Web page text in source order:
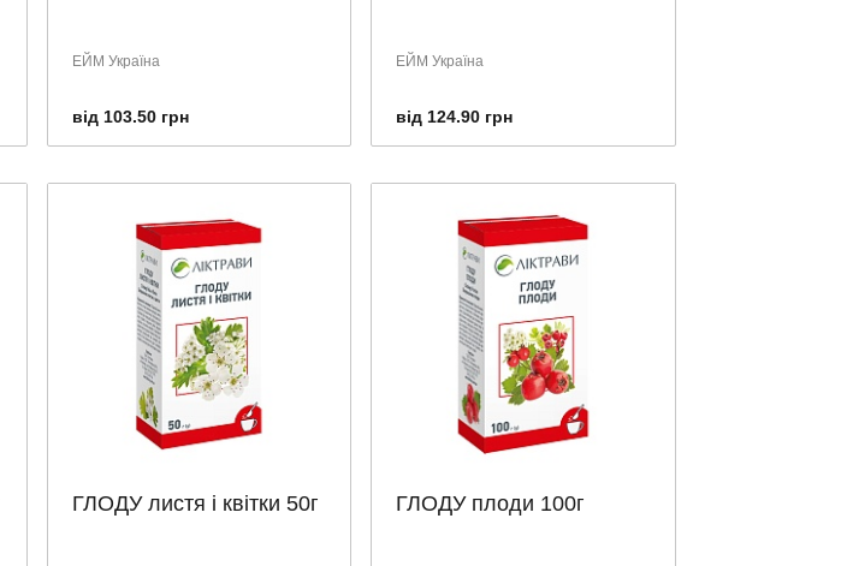
ЕЙМ Україна
від 103.50 грн
ЕЙМ Україна
від 124.90 грн
ГЛОДУ листя і квітки 50г ГЛОДУ плоди 100г